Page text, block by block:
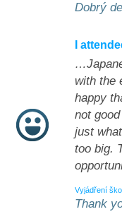
Dobrý
I
with the
happy
not
just
too big.
Vyjádření
Thank